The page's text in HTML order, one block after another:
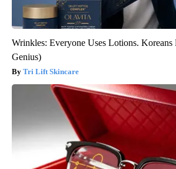
Wrinkles: Everyone Uses Lotions. Koreans
Genius)
Tri Lift Skincare